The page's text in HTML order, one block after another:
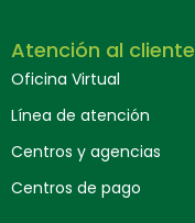
Atención al cliente
Oficina Virtual
Línea de atención
Centros y agencias
Centros de pago